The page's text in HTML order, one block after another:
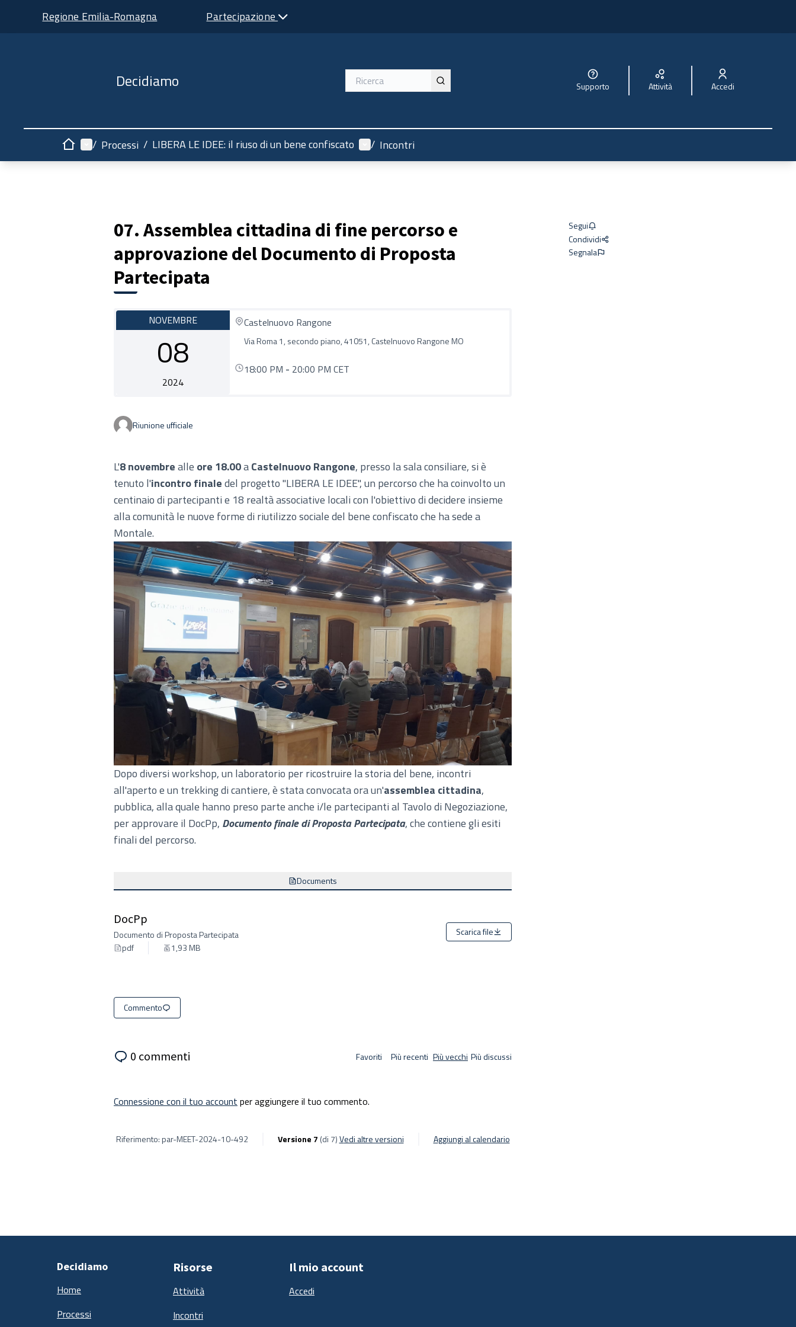
Regione Emilia-Romagna Partecipazione
Decidiamo Supporto Attività Accedi
HomeMenù principale
/ Processi / LIBERA LE IDEE: il riuso di un bene confiscato Menù utente
/ Incontri
07. Assemblea cittadina di fine percorso e
approvazione del Documento di Proposta
Partecipata
NOVEMBRE
08
2024
Castelnuovo Rangone
Via Roma 1, secondo piano, 41051, Castelnuovo Rangone MO
18:00 PM - 20:00 PM CET
Riunione ufficiale
L'8 novembrealle ore 18.00aCastelnuovo Rangone, presso la sala consiliare, si è
tenuto l'incontro finaledel progetto "LIBERA LE IDEE", un percorso che ha coinvolto un
centinaio di partecipanti e 18 realtà associative locali con l'obiettivo di decidere insieme
alla comunità le nuove forme di riutilizzo sociale del bene confiscato che ha sede a
Montale.
Dopo diversi workshop, un laboratorio per ricostruire la storia del bene, incontri
all'aperto e un trekking di cantiere, è stata convocata ora un'assemblea cittadina,
pubblica, alla quale hanno preso parte anche i/le partecipanti al Tavolo di Negoziazione,
per approvare il DocPp, Documento finale di Proposta Partecipata, che contiene gli esiti
finali del percorso.
Documents
DocPp
Documento di Proposta Partecipata
pdf
1,93 MB
Scarica file
Commento
Segui
Condividi
Segnala
0 commenti Favoriti Più recenti Più vecchi Più discussi
Connessione con il tuo account per aggiungere il tuo commento.
Riferimento: par-MEET-2024-10-492 Versione 7 (di 7) vedi altre versioni Aggiungi al calendario
Decidiamo
Home
Processi
Risorse
Attività
Incontri
Il mio account
Accedi